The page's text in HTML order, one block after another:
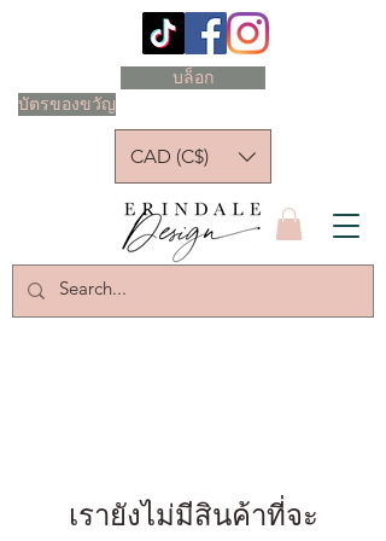
บัตรของขวัญ
บล็อก
CAD (C$)
เรายังไม่มีสินค้าที่จะ